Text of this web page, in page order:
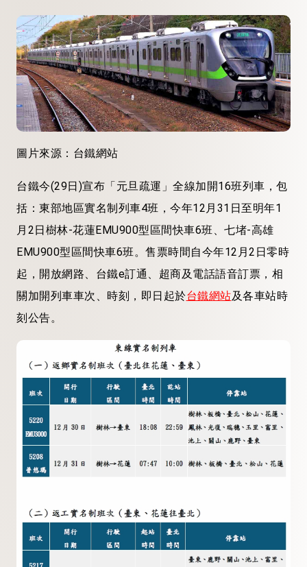
圖片來源：台鐵網站
台鐵今(29日)宣布「元旦疏運」全線加開16班列車，包
括：東部地區實名制列車4班，今年12月31日至明年1
月2日樹林-花蓮EMU900型區間快車6班、七堵-高雄
EMU900型區間快車6班。售票時間自今年12月2日零時
起，開放網路、台鐵e訂通、超商及電話語音訂票，相
關加開列車車次、時刻，即日起於台鐵網站及各車站時
刻公告。